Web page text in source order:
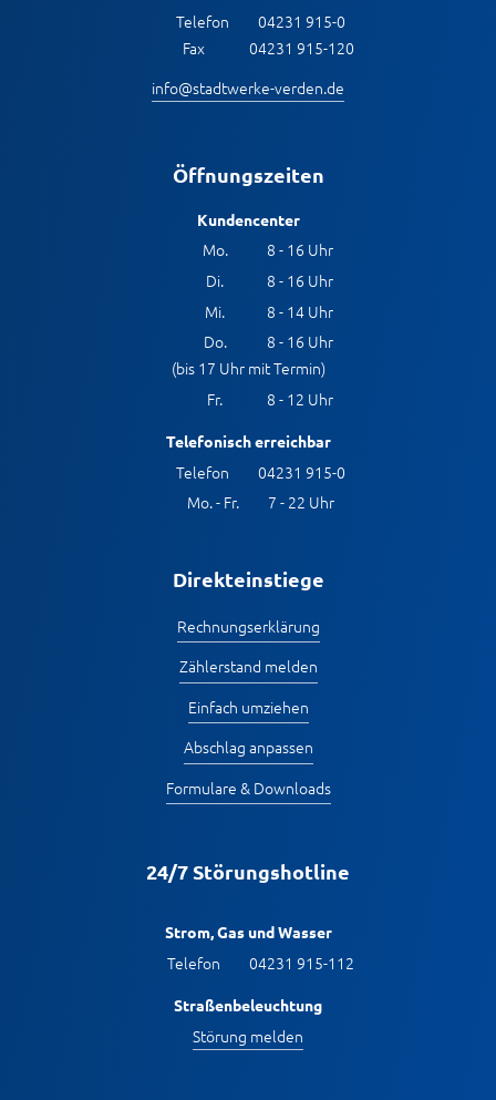
Telefon
04231 915-0
Fax
04231 915-120
info@stadtwerke-verden.de
Öffnungszeiten
Kundencenter
Mo.
8 - 16 Uhr
Di.
8 - 16 Uhr
Mi.
8 - 14 Uhr
Do.
8 - 16 Uhr
(bis 17 Uhr mit Termin)
Fr.
8 - 12 Uhr
Telefonisch erreichbar
Telefon
04231 915-0
Mo. - Fr.
7 - 22 Uhr
Direkteinstiege
Rechnungserklärung
Zählerstand melden
Einfach umziehen
Abschlag anpassen
Formulare & Downloads
24/7 Störungshotline
Strom, Gas und Wasser
Telefon 04231 915-112
Straßenbeleuchtung
Störung melden